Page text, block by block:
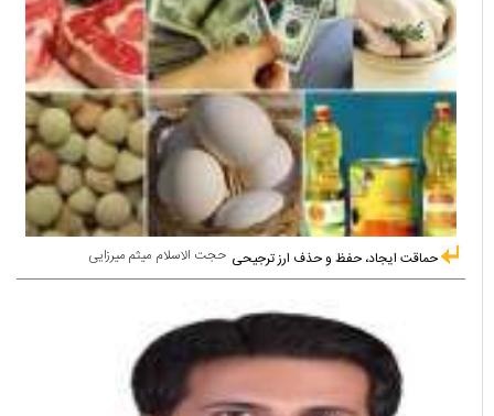
حجت الاسلام میثم میرزایی حماقت ایجاد، حفظ و حذف ارز ترجیحی